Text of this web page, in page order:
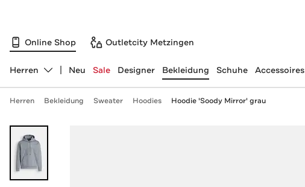
Online Shop Outletcity Metzingen
Abteilung ändern, ausgewählt:
Herren Neu Sale Designer Bekleidung Schuhe Accessoires
Herren Bekleidung Sweater Hoodies Hoodie 'Soody Mirror' grau